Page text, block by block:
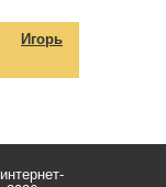
Игорь